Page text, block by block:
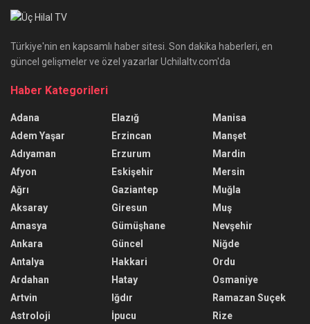
Türkiye'nin en kapsamlı haber sitesi. Son dakika haberleri, en
güncel gelişmeler ve özel yazarlar Uchilaltv.com'da
Haber Kategorileri
Adana
Adem Yaşar
Adıyaman
Afyon
Ağrı
Aksaray
Amasya
Ankara
Antalya
Ardahan
Artvin
Astroloji
Elazığ
Erzincan
Erzurum
Eskişehir
Gaziantep
Giresun
Gümüşhane
Güncel
Hakkari
Hatay
Iğdır
İpucu
Manisa
Manşet
Mardin
Mersin
Muğla
Muş
Nevşehir
Niğde
Ordu
Osmaniye
Ramazan Suçek
Rize